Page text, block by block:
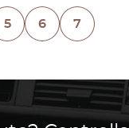
5 6 7